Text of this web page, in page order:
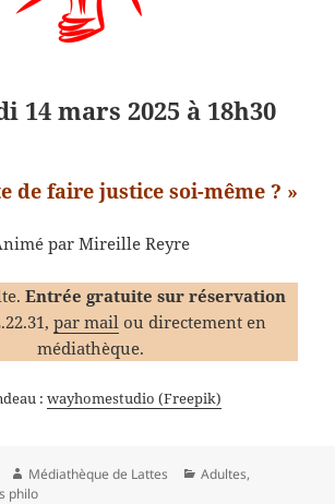
14 mars 2025 à 18h30
de faire justice soi-même ? »
par Mireille Reyre
Entrée gratuite sur réservation
par mail ou directement en
médiathèque.
:wayhomestudio (Freepik)
Auteur
Médiathèque de Lattes Catégories
Adultes,
philo